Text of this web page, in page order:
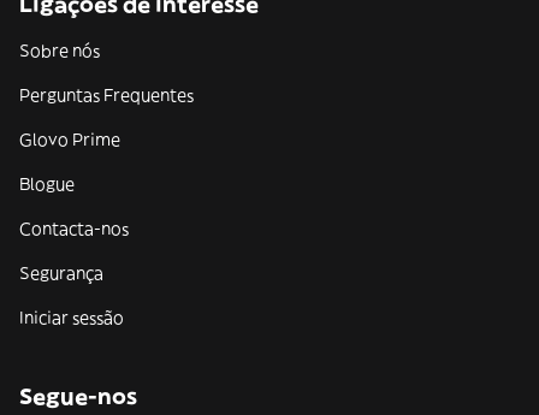
Sobre nós
Perguntas Frequentes
Glovo Prime
Blogue
Contacta-nos
Segurança
Iniciar sessão
Segue-nos